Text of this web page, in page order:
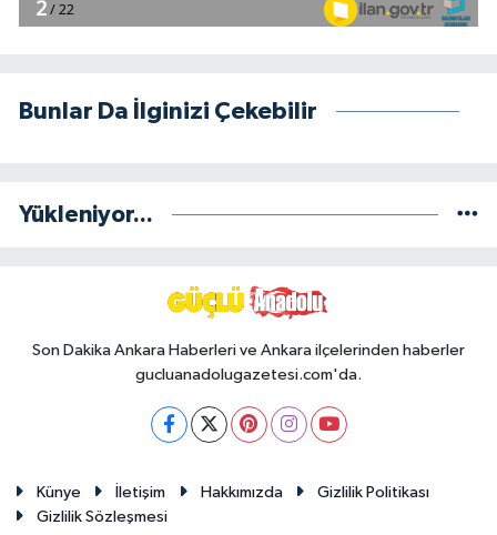
Bunlar Da İlginizi Çekebilir
Yükleniyor...
Son Dakika Ankara Haberleri ve Ankara ilçelerinden haberler
gucluanadolugazetesi.com'da.
Künye İletişim Hakkımızda
Gizlilik Politikası
Gizlilik Sözleşmesi